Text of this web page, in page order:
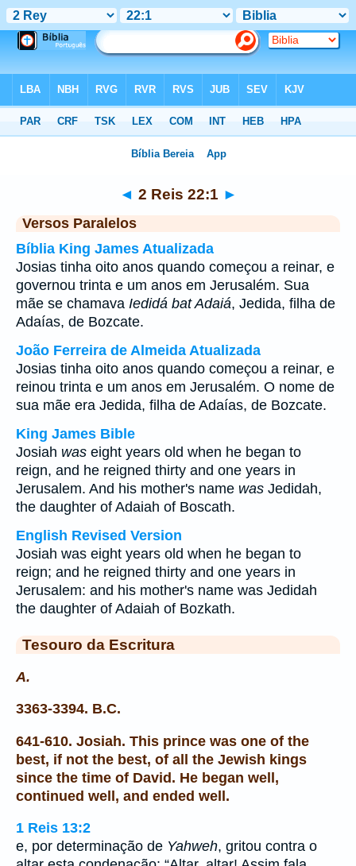
◄ 2 Reis 22:1 ►
Versos Paralelos
Bíblia King James Atualizada
Josias tinha oito anos quando começou a reinar, e
governou trinta e um anos em Jerusalém. Sua
mãe se chamava Iedidá bat Adaiá, Jedida, filha de
Adaías, de Bozcate.
João Ferreira de Almeida Atualizada
Josias tinha oito anos quando começou a reinar, e
reinou trinta e um anos em Jerusalém. O nome de
sua mãe era Jedida, filha de Adaías, de Bozcate.
King James Bible
Josiah was eight years old when he began to
reign, and he reigned thirty and one years in
Jerusalem. And his mother's name was Jedidah,
the daughter of Adaiah of Boscath.
English Revised Version
Josiah was eight years old when he began to
reign; and he reigned thirty and one years in
Jerusalem: and his mother's name was Jedidah
the daughter of Adaiah of Bozkath.
Tesouro da Escritura
A.
3363-3394. B.C.
641-610. Josiah. This prince was one of the
best, if not the best, of all the Jewish kings
since the time of David. He began well,
continued well, and ended well.
1 Reis 13:2
e, por determinação de Yahweh, gritou contra o